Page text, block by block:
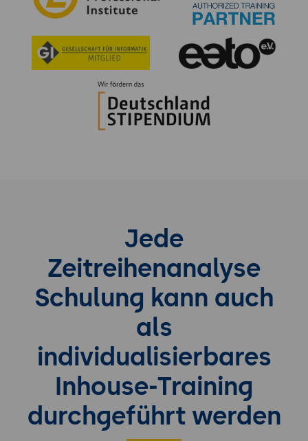
Jede
Zeitreihenanalyse
Schulung kann auch
als
individualisierbares
Inhouse-Training
durchgeführt werden